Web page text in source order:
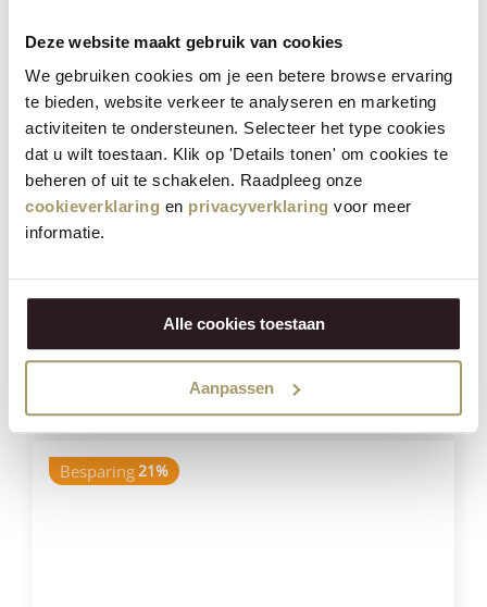
Deze website maakt gebruik van cookies
We gebruiken cookies om je een betere browse ervaring
te bieden, website verkeer te analyseren en marketing
activiteiten te ondersteunen. Selecteer het type cookies
dat u wilt toestaan. Klik op 'Details tonen' om cookies te
beheren of uit te schakelen. Raadpleeg onze
cookieverklaring en privacyverklaring voor meer
informatie.
Alle cookies toestaan
Aanpassen
€181,40
€139,95
VOEG TOE
Besparing21%